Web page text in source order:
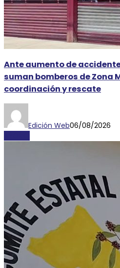
Ante aumento de
suman bomberos de Zona
coordinación y rescate
Edición Web06/08/2026